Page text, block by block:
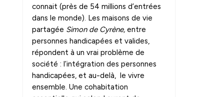
connait (près de 54 millions d’entrées
dans le monde). Les maisons de vie
partagée Simon de Cyrène, entre
personnes handicapées et valides,
répondent à un vrai problème de
société : l’intégration des personnes
handicapées, et au-delà, le vivre
ensemble. Une cohabitation